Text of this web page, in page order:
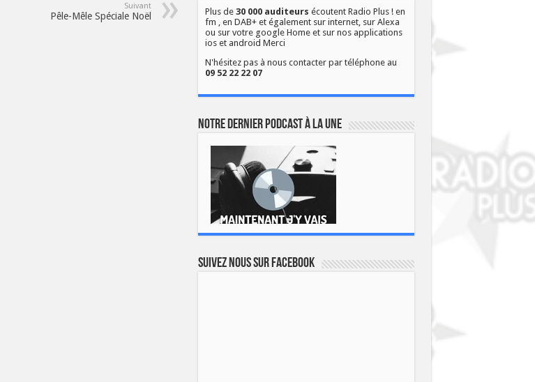
Suivant
Pêle-Mêle Spéciale Noël Plus de 30 000 auditeurs écoutent Radio Plus ! en
fm , en DAB+ et également sur internet, sur Alexa
ou sur votre google Home et sur nos applications
ios et android Merci
N'hésitez pas à nous contacter par téléphone au
09 52 22 22 07
Notre dernier podcast à la une
Suivez nous sur Facebook